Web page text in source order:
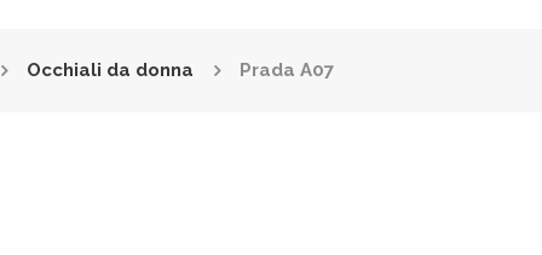
Occhiali da donna Prada A07